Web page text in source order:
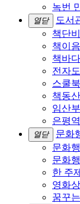
녹번
열닫
도서
책단비
책이음
책바
전자
스쿨
책동산
임산
은평
열닫
문화
문화
문화
한 주
영화
꿈꾸